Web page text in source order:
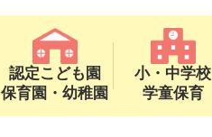
認定こども園
保育園・幼稚園
小・中学校
学童保育